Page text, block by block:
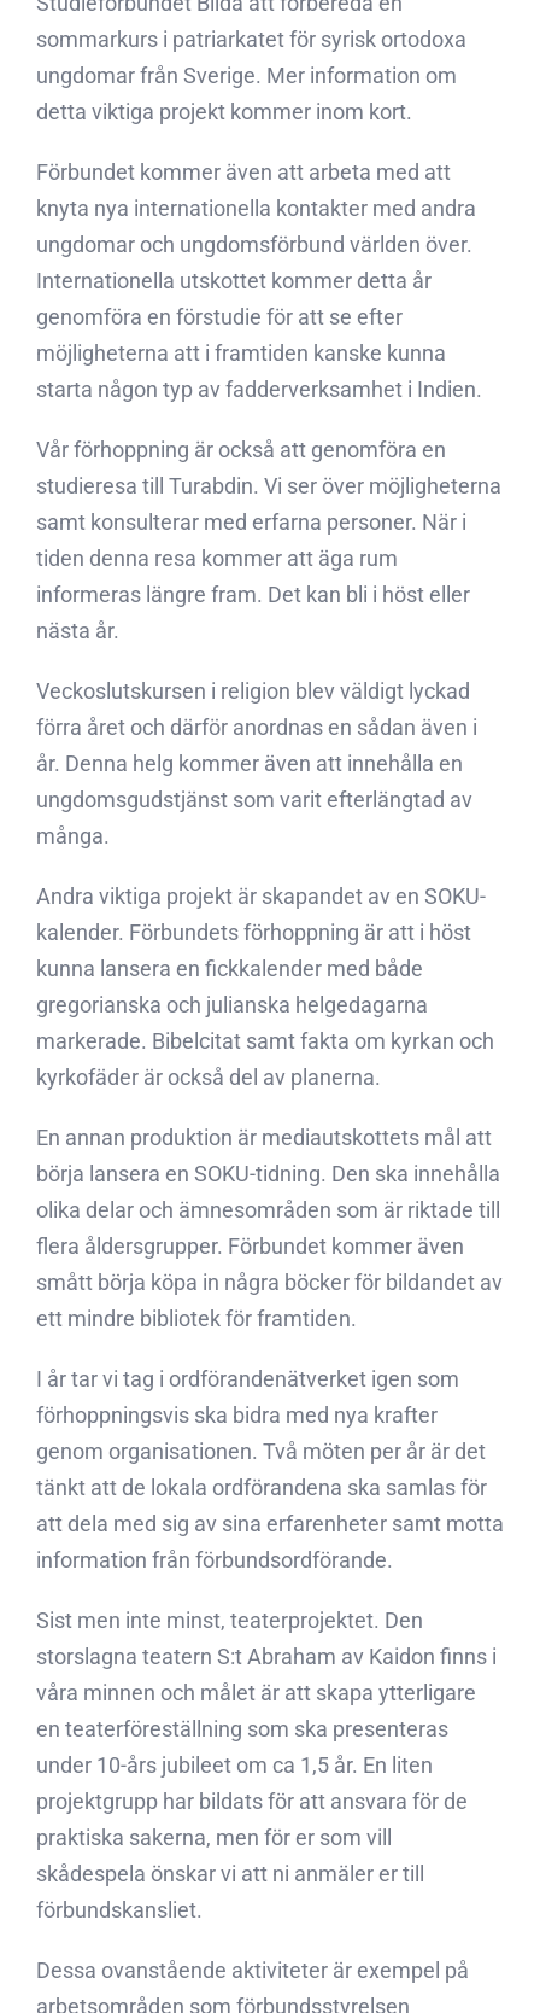
sommarkurs i patriarkatet för syrisk ortodoxa
ungdomar från Sverige. Mer information om
detta viktiga projekt kommer inom kort.
Förbundet kommer även att arbeta med att
knyta nya internationella kontakter med andra
ungdomar och ungdomsförbund världen över.
Internationella utskottet kommer detta år
genomföra en förstudie för att se efter
möjligheterna att i framtiden kanske kunna
starta någon typ av fadderverksamhet i Indien.
Vår förhoppning är också att genomföra en
studieresa till Turabdin. Vi ser över möjligheterna
samt konsulterar med erfarna personer. När i
tiden denna resa kommer att äga rum
informeras längre fram. Det kan bli i höst eller
nästa år.
Veckoslutskursen i religion blev väldigt lyckad
förra året och därför anordnas en sådan även i
år. Denna helg kommer även att innehålla en
ungdomsgudstjänst som varit efterlängtad av
många.
Andra viktiga projekt är skapandet av en SOKU-
kalender. Förbundets förhoppning är att i höst
kunna lansera en fickkalender med både
gregorianska och julianska helgedagarna
markerade. Bibelcitat samt fakta om kyrkan och
kyrkofäder är också del av planerna.
En annan produktion är mediautskottets mål att
börja lansera en SOKU-tidning. Den ska innehålla
olika delar och ämnesområden som är riktade till
flera åldersgrupper. Förbundet kommer även
smått börja köpa in några böcker för bildandet av
ett mindre bibliotek för framtiden.
I år tar vi tag i ordförandenätverket igen som
förhoppningsvis ska bidra med nya krafter
genom organisationen. Två möten per år är det
tänkt att de lokala ordförandena ska samlas för
att dela med sig av sina erfarenheter samt motta
information från förbundsordförande.
Sist men inte minst, teaterprojektet. Den
storslagna teatern S:t Abraham av Kaidon finns i
våra minnen och målet är att skapa ytterligare
en teaterföreställning som ska presenteras
under 10-års jubileet om ca 1,5 år. En liten
projektgrupp har bildats för att ansvara för de
praktiska sakerna, men för er som vill
skådespela önskar vi att ni anmäler er till
förbundskansliet.
Dessa ovanstående aktiviteter är exempel på
arbetsområden som förbundsstyrelsen